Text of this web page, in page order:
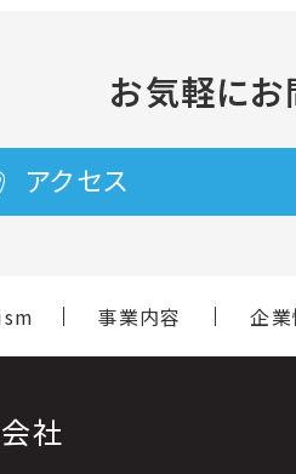
お気軽にお
アクセス
事業内容 企
社